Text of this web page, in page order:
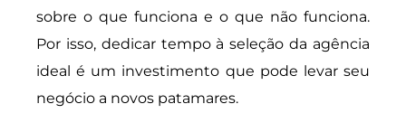
sobre o que funciona e o que não funciona.
Por isso, dedicar tempo à seleção da agência
ideal é um investimento que pode levar seu
negócio a novos patamares.